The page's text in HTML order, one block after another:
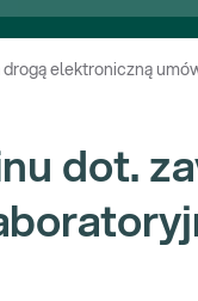
elektroniczną
dot.